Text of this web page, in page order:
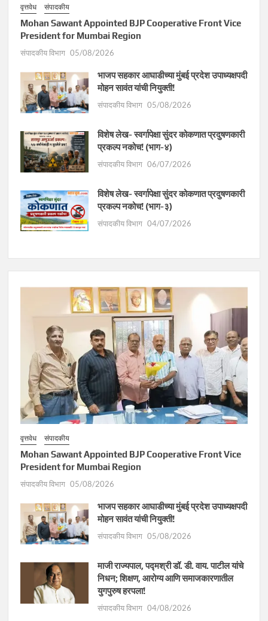
वृत्तवेध संपादकीय
Mohan Sawant Appointed BJP Cooperative Front Vice
President for Mumbai Region
संपादकीय विभाग 05/08/2026
भाजप सहकार आघाडीच्या मुंबई प्रदेश उपाध्यक्षपदी
मोहन सावंत यांची नियुक्ती!
संपादकीय विभाग 05/08/2026
विशेष लेख- स्वर्गापेक्षा सुंदर कोकणात प्रदुषणकारी
प्रकल्प नकोच! (भाग-४)
संपादकीय विभाग 06/07/2026
विशेष लेख- स्वर्गापेक्षा सुंदर कोकणात प्रदुषणकारी
प्रकल्प नकोच! (भाग-३)
संपादकीय विभाग 04/07/2026
वृत्तवेध संपादकीय
Mohan Sawant Appointed BJP Cooperative Front Vice
President for Mumbai Region
संपादकीय विभाग 05/08/2026
भाजप सहकार आघाडीच्या मुंबई प्रदेश उपाध्यक्षपदी
मोहन सावंत यांची नियुक्ती!
संपादकीय विभाग 05/08/2026
माजी राज्यपाल, पद्मश्री डॉ. डी. वाय. पाटील यांचे
निधन; शिक्षण, आरोग्य आणि समाजकारणातील
युगपुरुष हरपला!
संपादकीय विभाग 04/08/2026